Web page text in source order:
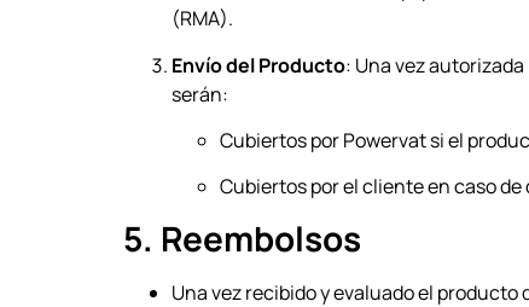
(RMA).
Envío del Producto: Una vez
serán:
Cubiertos por Powervat si el
Cubiertos por el cliente en caso
5. Reembolsos
Una vez recibido y evaluado el